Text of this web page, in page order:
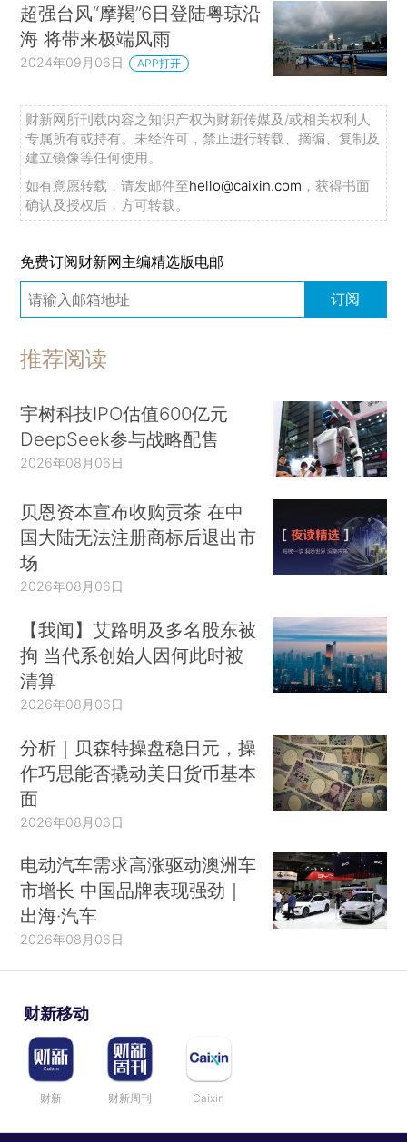
超强台风“摩羯”6日登陆粤琼沿
海 将带来极端风雨
2024年09月06日 APP打开
财新网所刊载内容之知识产权为财新传媒及/或相关权利人
专属所有或持有。未经许可，禁止进行转载、摘编、复制及
建立镜像等任何使用。
如有意愿转载，请发邮件至hello@caixin.com ，获得书面
确认及授权后，方可转载。
免费订阅财新网主编精选版电邮
订阅
推荐阅读
宇树科技IPO估值600亿元
DeepSeek参与战略配售
2026年08月06日
贝恩资本宣布收购贡茶 在中
国大陆无法注册商标后退出市
场
2026年08月06日
【我闻】艾路明及多名股东被
拘 当代系创始人因何此时被
清算
2026年08月06日
分析｜贝森特操盘稳日元，操
作巧思能否撬动美日货币基本
面
2026年08月06日
电动汽车需求高涨驱动澳洲车
市增长 中国品牌表现强劲｜
出海·汽车
2026年08月06日
财新移动
财新 财新周刊 Caixin